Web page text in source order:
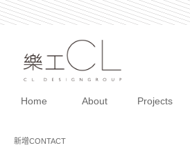
Home About Projects
新增CONTACT